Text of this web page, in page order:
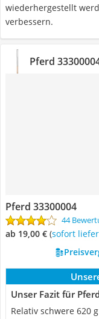
wiederhergestellt
verbessern.
Pferd
Pferd 33300004
44
ab 19,00 € ( Sofort
Unser Fazit für
Relativ schwere 620